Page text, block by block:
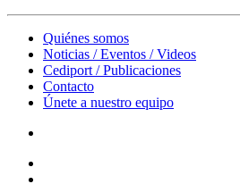
Quiénes somos
Noticias / Eventos / Videos
Cediport / Publicaciones
Contacto
Únete a nuestro equipo